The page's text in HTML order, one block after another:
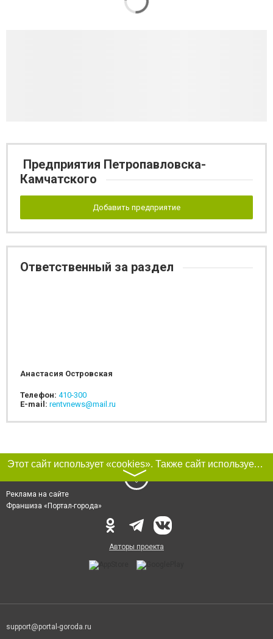
Предприятия Петропавловска-
Камчатского
Добавить предприятие
Ответственный за раздел
Анастасия Островская
Телефон: 410-300
E-mail: rentvnews@mail.ru
Этот сайт использует «cookies». Также сайт использует интернет-сервис для сбора технических данных касательно посетителей с целью получения маркетинговой и статистической информации. Условия обработки данных посетителей сайта см.
〉
Реклама на сайте
Франшиза «Портал-города»
Авторы проекта
support@portal-goroda.ru